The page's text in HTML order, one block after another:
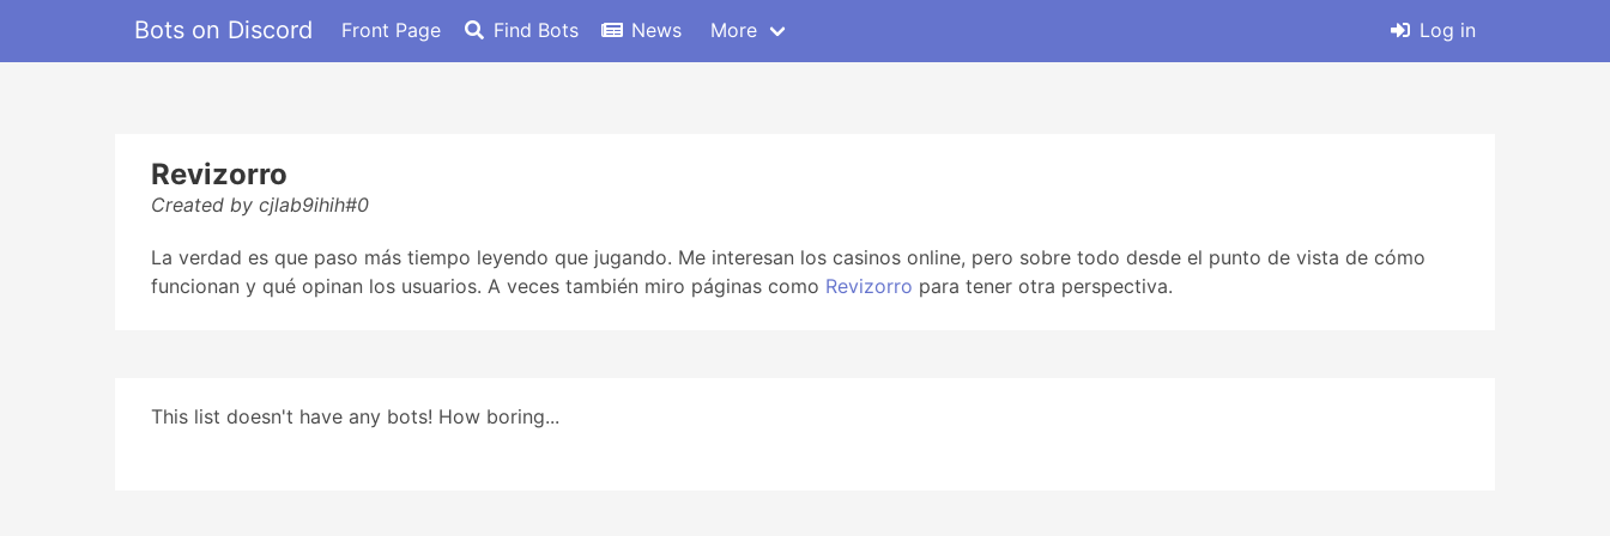
Bots on Discord Front Page Find Bots News More Log in
Revizorro
Created by cjlab9ihih#0
La verdad es que paso más tiempo leyendo que jugando. Me interesan los casinos online, pero sobre todo desde el punto de vista de cómo
funcionan y qué opinan los usuarios. A veces también miro páginas como Revizorro para tener otra perspectiva.
This list doesn't have any bots! How boring...